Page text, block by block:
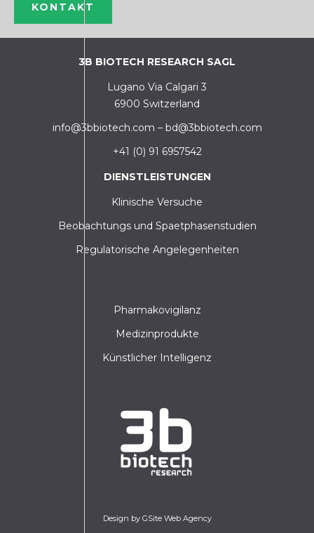
KONTAKT
3B BIOTECH RESEARCH SAGL
Lugano Via Calgari 3
6900 Switzerland
info@3bbiotech.com – bd@3bbiotech.com
+41 (0) 91 6957542
DIENSTLEISTUNGEN
Klinische Versuche
Beobachtungs und Spaetphasenstudien
Regulatorische Angelegenheiten
Pharmakovigilanz
Medizinprodukte
Künstlicher Intelligenz
Design by GSite Web Agency